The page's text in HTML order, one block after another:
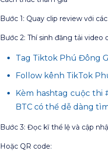
Bước 1: Quay clip review với
Bước 2: Thí sinh đăng tải video
Tag Tiktok Phú Đông
Follow kênh TikTok
Kèm hashtag cuộc thi
BTC có thể dễ dàng
Bước 3: Đọc kĩ thể lệ và cập
Hoặc QR code: